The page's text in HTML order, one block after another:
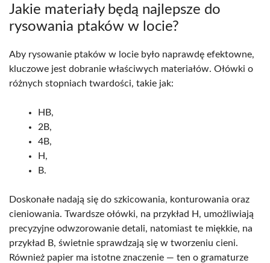
Jakie materiały będą najlepsze do
rysowania ptaków w locie?
Aby rysowanie ptaków w locie było naprawdę efektowne,
kluczowe jest dobranie właściwych materiałów. Ołówki o
różnych stopniach twardości, takie jak:
HB,
2B,
4B,
H,
B.
Doskonałe nadają się do szkicowania, konturowania oraz
cieniowania. Twardsze ołówki, na przykład H, umożliwiają
precyzyjne odwzorowanie detali, natomiast te miękkie, na
przykład B, świetnie sprawdzają się w tworzeniu cieni.
Również papier ma istotne znaczenie — ten o gramaturze